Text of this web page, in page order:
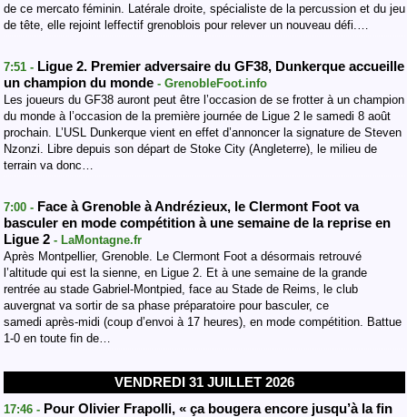
de ce mercato féminin. Latérale droite, spécialiste de la percussion et du jeu
de tête, elle rejoint leffectif grenoblois pour relever un nouveau défi.…
7:51 - Ligue 2. Premier adversaire du GF38, Dunkerque accueille
un champion du monde - GrenobleFoot.info
Les joueurs du GF38 auront peut être l’occasion de se frotter à un champion
du monde à l’occasion de la première journée de Ligue 2 le samedi 8 août
prochain. L’USL Dunkerque vient en effet d’annoncer la signature de Steven
Nzonzi. Libre depuis son départ de Stoke City (Angleterre), le milieu de
terrain va donc…
7:00 - Face à Grenoble à Andrézieux, le Clermont Foot va
basculer en mode compétition à une semaine de la reprise en
Ligue 2 - LaMontagne.fr
Après Montpellier, Grenoble. Le Clermont Foot a désormais retrouvé
l’altitude qui est la sienne, en Ligue 2. Et à une semaine de la grande
rentrée au stade Gabriel-Montpied, face au Stade de Reims, le club
auvergnat va sortir de sa phase préparatoire pour basculer, ce
samedi après-midi (coup d’envoi à 17 heures), en mode compétition. Battue
1-0 en toute fin de…
VENDREDI 31 JUILLET 2026
17:46 - Pour Olivier Frapolli, « ça bougera encore jusqu’à la fin